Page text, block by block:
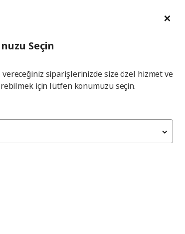
İl
Hej! Üye Girişi / Üye Ol
Seçin
siparişlerinizde size özel hizmet ve
için lütfen konumuzu seçin.